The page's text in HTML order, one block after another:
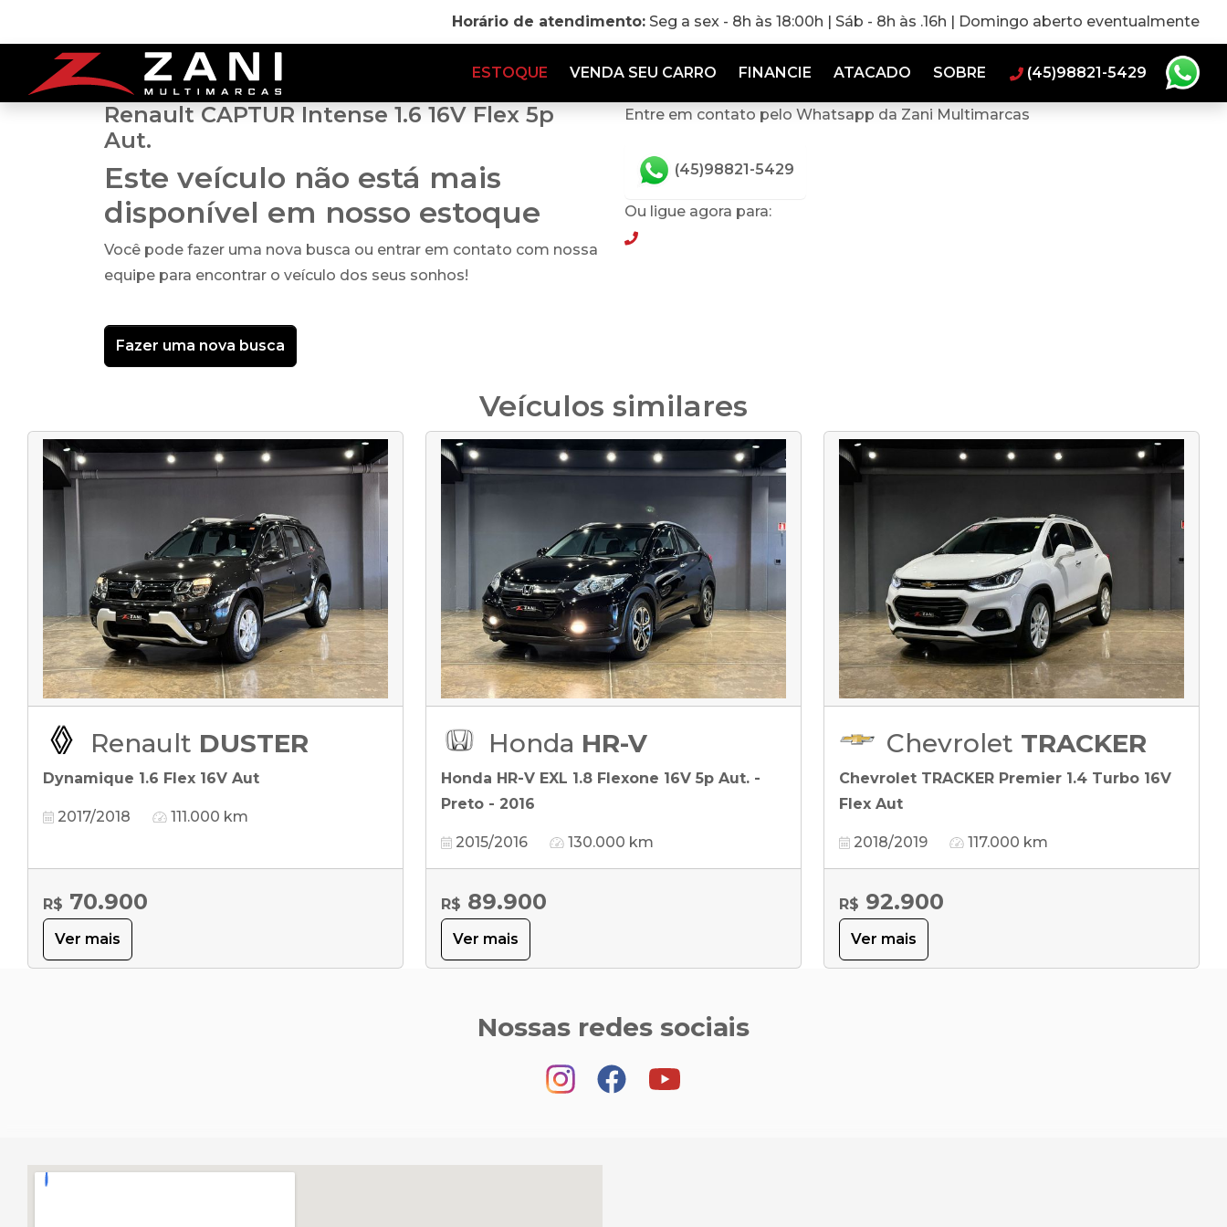
Horário de atendimento: Seg a sex - 8h às 18:00h | Sáb - 8h às .16h | Domingo aberto eventualmente
ESTOQUE VENDA SEU CARRO FINANCIE ATACADO SOBRE (45)98821-5429
Renault CAPTUR Intense 1.6 16V Flex 5p
Aut.
Este veículo não está mais
disponível em nosso estoque
Você pode fazer uma nova busca ou entrar em contato com nossa
equipe para encontrar o veículo dos seus sonhos!
Fazer uma nova busca
Entre em contato pelo Whatsapp da Zani Multimarcas
(45)98821-5429
Ou ligue agora para:
Veículos similares
Renault DUSTER
Dynamique 1.6 Flex 16V Aut
2017/2018 111.000 km
R$ 70.900
Ver mais
Honda HR-V
Honda HR-V EXL 1.8 Flexone 16V 5p Aut. -
Preto - 2016
2015/2016 130.000 km
R$ 89.900
Ver mais
Chevrolet TRACKER
Chevrolet TRACKER Premier 1.4 Turbo 16V
Flex Aut
2018/2019 117.000 km
R$ 92.900
Ver mais
Nossas redes sociais